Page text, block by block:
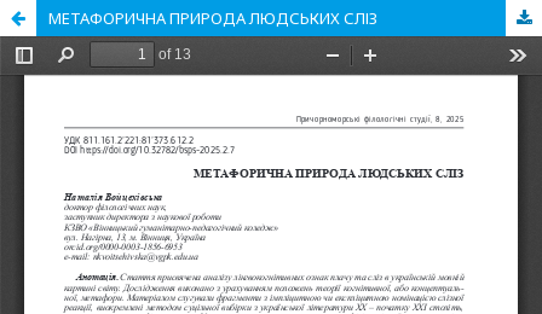
МЕТАФОРИЧНА ПРИРОДА ЛЮДСЬКИХ СЛІЗ